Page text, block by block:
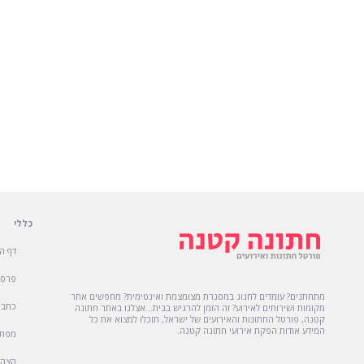
מתחתנים? עומדים לחגוג במסגרת מצומצמת ואינטימית? מחפשים אחר
מקומות ושירותים לאירוע? זה הזמן להרגיש בבית...אצלנו באתר חתונה
קטנה, פורטל החתונות והאירועים של ישראל, תוכלו למצוא את כל
המידע אודות הפקת אירועי חתונה קטנה.
כללי
דף